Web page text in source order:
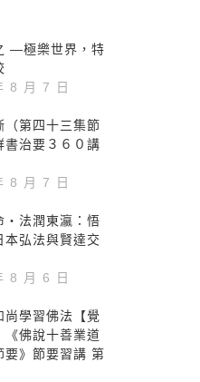
—極樂世界，特
8 月 7 日
（第四十三集節
書治要３６０講
8 月 7 日
‧法潤東瀛：悟
本弘法與賢達交
8 月 6 日
尚學習佛法【覺
《佛說十善業道
要》節要習講 第